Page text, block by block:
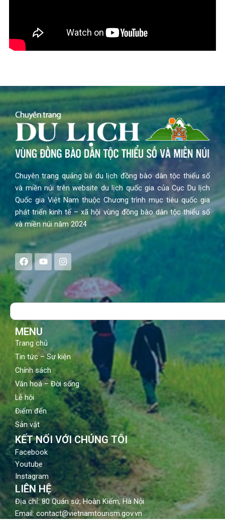
Chuyên trang quảng bá du lịch đồng bào dân tộc thiểu số
và miền núi trên website du lịch quốc gia của Cục Du lịch
Quốc gia Việt Nam thuộc Chương trình mục tiêu quốc gia
phát triển kinh tế – xã hội vùng đồng bào dân tộc thiểu số
và miền núi năm 2024
F
a
c
e
b
o
Y
o
u
t
u
b
I
n
s
a
g
Search
MENU
Trang chủ
Tin tức – Sự kiện
Chính sách
Văn hoá – Đời sống
Lễ hội
Điểm đến
Sản vật
KẾT NỐI VỚI CHÚNG TÔI
Facebook
Youtube
Instagram
LIÊN HỆ
Địa chỉ: 80 Quán sứ, Hoàn Kiếm, Hà Nội
Email: contact@vietnamtourism.gov.vn